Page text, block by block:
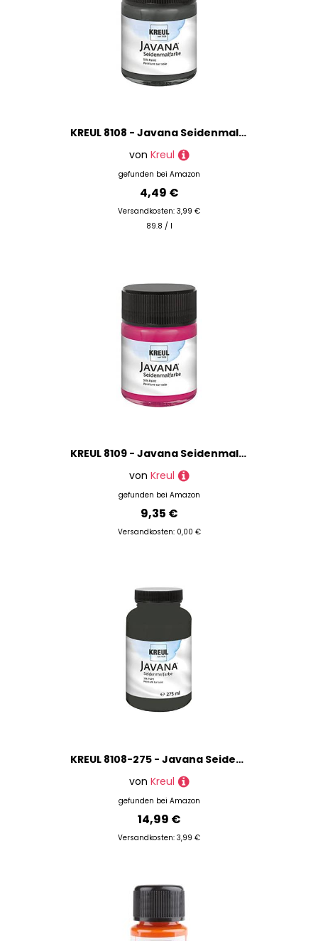
KREUL 8108 - Javana Seidenmalfarbe im 50 ml Glas, schwarz, hochpigmentierte und brillante Farbe auf Wasserbasis, mit fließend flüssigem Charakter, dringt tief in die Fasern ein
von Kreul
gefunden bei Amazon
4,49 €
Versandkosten: 3,99 €
89.8 / l
KREUL 8109 - Javana Seidenmalfarbe im 50 ml Glas, weinrot, hochpigmentierte und brillante Farbe auf Wasserbasis, mit fließend flüssigem Charakter, dringt tief in die Fasern ein
von Kreul
gefunden bei Amazon
9,35 €
Versandkosten: 0,00 €
KREUL 8108-275 - Javana Seidenmalfarbe 275 ml, schwarz, hochpigmentierte und brillante Farbe auf Wasserbasis, mit fließend flüssigem Charakter, dringt tief in die Fasern ein
von Kreul
gefunden bei Amazon
14,99 €
Versandkosten: 3,99 €